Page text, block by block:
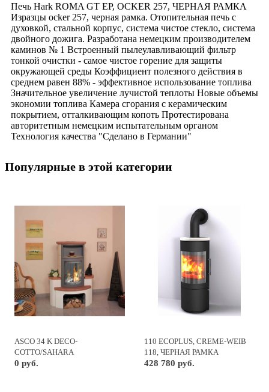
Печь Hark ROMA GT EP, OCKER 257, ЧЕРНАЯ РАМКА
Изразцы ocker 257, черная рамка. Отопительная печь c
духовкой, стальной корпус, система чистое стекло, система
двойного дожига. Разработана немецким производителем
каминов № 1 Встроенный пылеулавливающий фильтр
тонкой очистки - самое чистое горение для защиты
окружающей среды Коэффициент полезного действия в
среднем равен 88% - эффективное использование топлива
Значительное увеличение лучистой теплоты Новые объемы
экономии топлива Камера сгорания с керамическим
покрытием, отталкивающим копоть Протестирована
авторитетным немецким испытательным органом
Технология качества "Сделано в Германии"
Популярные в этой категории
ASCO 34 K DECO-
COTTO/SAHARA
0 руб.
110 ECOPLUS, CREME-WEIB
118, ЧЕРНАЯ РАМКА
428 780 руб.